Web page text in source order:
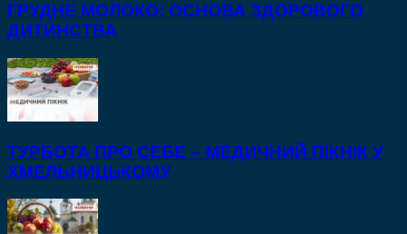
ГРУДНЕ МОЛОКО: ОСНОВА ЗДОРОВОГО
ДИТИНСТВА
ТУРБОТА ПРО СЕБЕ – МЕДИЧНИЙ ПІКНІК У
ХМЕЛЬНИЦЬКОМУ